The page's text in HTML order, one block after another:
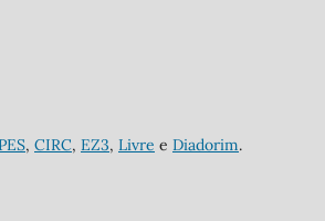
, CIRC, EZ3, Livre e Diadorim.